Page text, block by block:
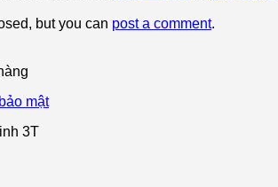
but you can post a comment.
mật
3T